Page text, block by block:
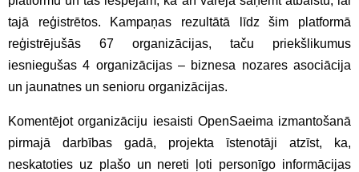
tajā reģistrētos. Kampaņas rezultātā līdz šim platformā
reģistrējušās 67 organizācijas, taču priekšlikumus
iesniegušas 4 organizācijas – biznesa nozares asociācija
un jaunatnes un senioru organizācijas.
Komentējot organizāciju iesaisti OpenSaeima izmantošanā
pirmajā darbības gadā, projekta īstenotāji atzīst, ka,
neskatoties uz plašo un nereti ļoti personīgo informācijas